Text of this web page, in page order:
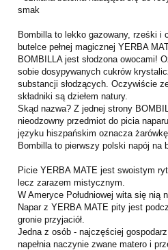
smak
Bombilla to lekko gazowany, rześki i
butelce pełnej magicznej YERBA
BOMBILLA jest słodzona owocami!
sobie dosypywanych cukrów
substancji słodzących. Oczywiście
składniki są dziełem natury.
Skąd nazwa? Z jednej strony
nieodzowny przedmiot do picia
języku hiszpańskim oznacza
Bombilla to pierwszy polski napój na
Picie YERBA MATE jest swoistym
lecz zarazem mistycznym.
W Ameryce Południowej wita się nią
Napar z YERBA MATE pity jest
gronie przyjaciół.
Jedna z osób - najczęściej
napełnia naczynie zwane matero i